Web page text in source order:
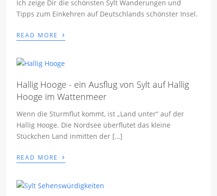
Ich zeige Dir die schönsten Sylt Wanderungen und
Tipps zum Einkehren auf Deutschlands schönster Insel.
READ MORE ›
Hallig Hooge - ein Ausflug von Sylt auf Hallig
Hooge im Wattenmeer
Wenn die Sturmflut kommt, ist „Land unter“ auf der
Hallig Hooge. Die Nordsee überflutet das kleine
Stückchen Land inmitten der […]
READ MORE ›